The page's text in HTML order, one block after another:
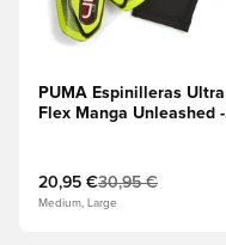
PUMA Espinilleras Ultra
Flex Manga Unleashed -
20,95 €30,95 €
Medium, Large